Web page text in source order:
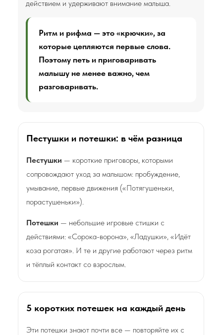
действием и удерживают внимание малыша.
Ритм и рифма — это «крючки», за
которые цепляются первые слова.
Поэтому петь и приговаривать
малышу не менее важно, чем
разговаривать.
Пестушки и потешки: в чём разница
Пестушки — короткие приговоры, которыми
сопровождают уход за малышом: пробуждение,
умывание, первые движения («Потягушеньки,
порастушеньки»).
Потешки — небольшие игровые стишки с
действиями: «Сорока-ворона», «Ладушки», «Идёт
коза рогатая». И те и другие работают через ритм
и тёплый контакт со взрослым.
5 коротких потешек на каждый день
Эти потешки знают почти все — повторяйте их с